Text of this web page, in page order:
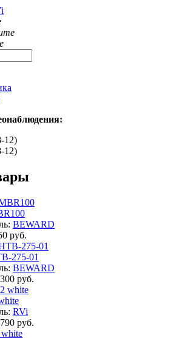
12)
12)
BEWARD
руб.
275-01
BEWARD
руб.
RVi
руб.